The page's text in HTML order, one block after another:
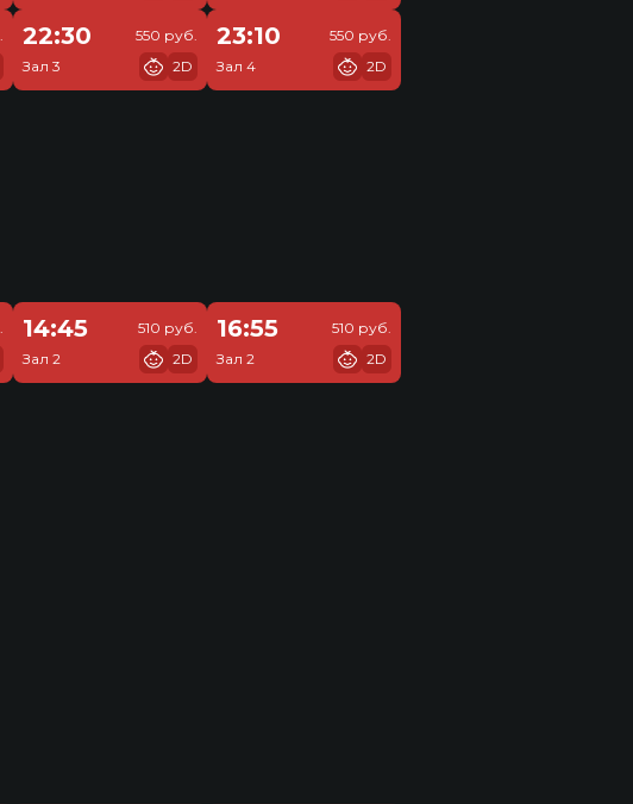
22:30
Зал 3
550 руб.
2D
23:10
Зал 4
550 руб.
2D
14:45
Зал 2
510 руб.
2D
16:55
Зал 2
510 руб.
2D